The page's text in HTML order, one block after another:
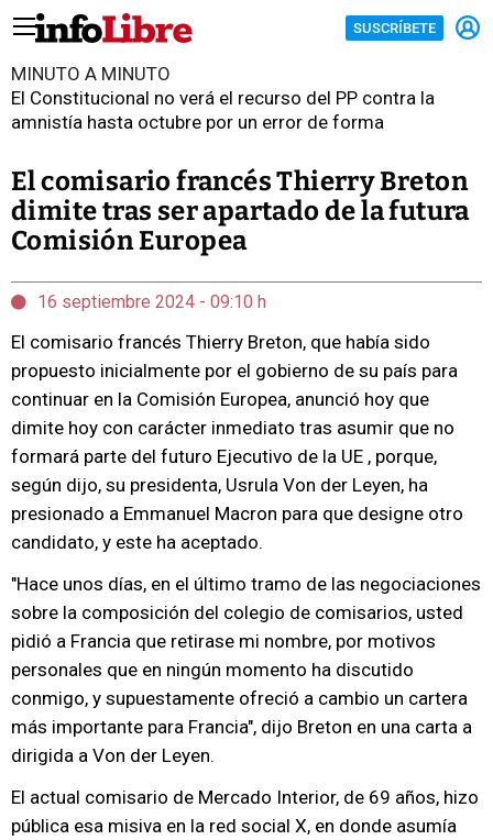
SUSCRÍBETE
MINUTO A MINUTO
El Constitucional no verá el recurso del PP contra la
amnistía hasta octubre por un error de forma
El comisario francés Thierry Breton
dimite tras ser apartado de la futura
Comisión Europea
16 septiembre 2024 - 09:10 h
El comisario francés Thierry Breton, que había sido
propuesto inicialmente por el gobierno de su país para
continuar en la Comisión Europea, anunció hoy que
dimite hoy con carácter inmediato tras asumir que no
formará parte del futuro Ejecutivo de la UE , porque,
según dijo, su presidenta, Usrula Von der Leyen, ha
presionado a Emmanuel Macron para que designe otro
candidato, y este ha aceptado.
"Hace unos días, en el último tramo de las negociaciones
sobre la composición del colegio de comisarios, usted
pidió a Francia que retirase mi nombre, por motivos
personales que en ningún momento ha discutido
conmigo, y supuestamente ofreció a cambio un cartera
más importante para Francia", dijo Breton en una carta a
dirigida a Von der Leyen.
El actual comisario de Mercado Interior, de 69 años, hizo
pública esa misiva en la red social X, en donde asumía